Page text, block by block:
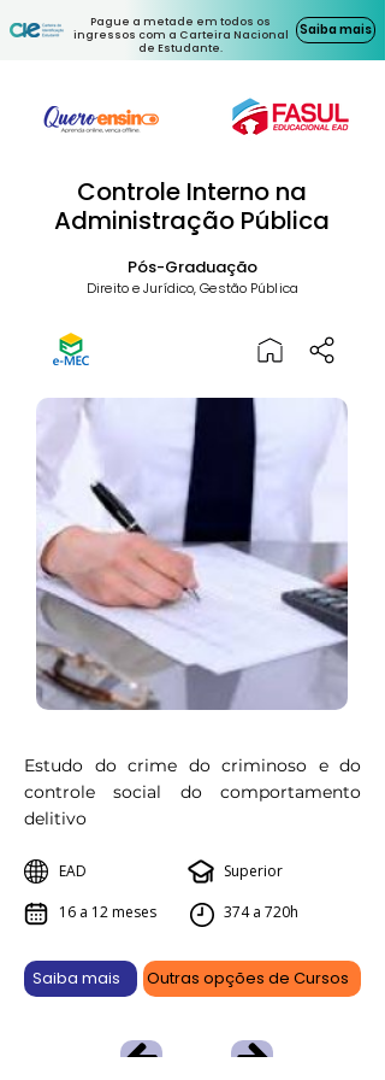
Pague a metade em todos os
ingressos com a Carteira Nacional
de Estudante.
Saiba mais
Controle Interno na
Administração Pública
Pós-Graduação
Direito e Jurídico, Gestão Pública
Estudo do crime do criminoso e do
controle social do comportamento
delitivo
EAD
16 a 12 meses
Superior
374 a 720h
Saiba mais Outras opções de Cursos